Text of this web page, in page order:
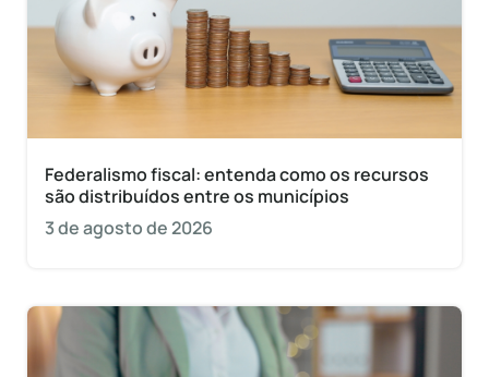
Federalismo fiscal: entenda como os recursos
são distribuídos entre os municípios
3 de agosto de 2026